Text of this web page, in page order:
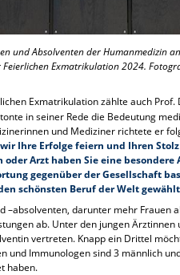
und Absolventen der Humanmedizin
Exmatrikulation 2024.
Exmatrikulation zählte auch Prof.
in seiner Rede die Bedeutung
und Mediziner richtete er
Ihre Erfolge feiern und Ihren
Arzt haben Sie eine
gegenüber der Gesellschaft
schönsten Beruf der Welt
–absolventen, darunter mehr Frauen
ab. Unter den jungen Ärztinnen
vertreten. Knapp ein Drittel
und Immunologen sind 3 männlich
haben.